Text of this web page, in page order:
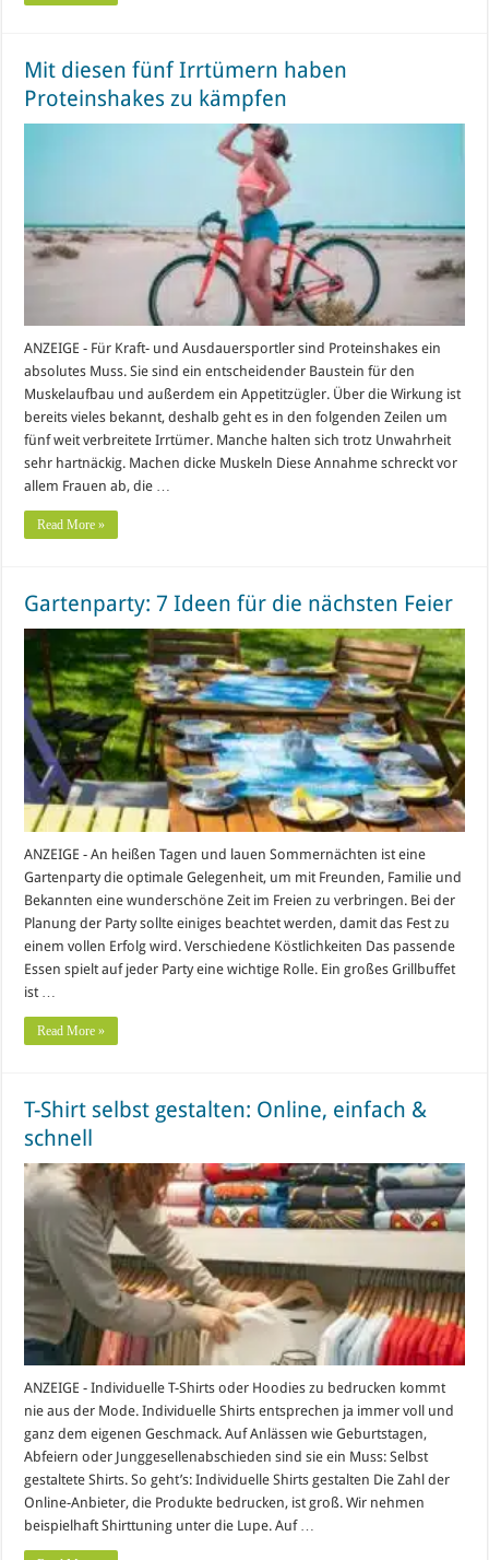
Mit diesen fünf Irrtümern haben
Proteinshakes zu kämpfen
ANZEIGE - Für Kraft- und Ausdauersportler sind Proteinshakes ein
absolutes Muss. Sie sind ein entscheidender Baustein für den
Muskelaufbau und außerdem ein Appetitzügler. Über die Wirkung ist
bereits vieles bekannt, deshalb geht es in den folgenden Zeilen um
fünf weit verbreitete Irrtümer. Manche halten sich trotz Unwahrheit
sehr hartnäckig. Machen dicke Muskeln Diese Annahme schreckt vor
allem Frauen ab, die …
Read More »
Gartenparty: 7 Ideen für die nächsten Feier
ANZEIGE - An heißen Tagen und lauen Sommernächten ist eine
Gartenparty die optimale Gelegenheit, um mit Freunden, Familie und
Bekannten eine wunderschöne Zeit im Freien zu verbringen. Bei der
Planung der Party sollte einiges beachtet werden, damit das Fest zu
einem vollen Erfolg wird. Verschiedene Köstlichkeiten Das passende
Essen spielt auf jeder Party eine wichtige Rolle. Ein großes Grillbuffet
ist …
Read More »
T-Shirt selbst gestalten: Online, einfach &
schnell
ANZEIGE - Individuelle T-Shirts oder Hoodies zu bedrucken kommt
nie aus der Mode. Individuelle Shirts entsprechen ja immer voll und
ganz dem eigenen Geschmack. Auf Anlässen wie Geburtstagen,
Abfeiern oder Junggesellenabschieden sind sie ein Muss: Selbst
gestaltete Shirts. So geht’s: Individuelle Shirts gestalten Die Zahl der
Online-Anbieter, die Produkte bedrucken, ist groß. Wir nehmen
beispielhaft Shirttuning unter die Lupe. Auf …